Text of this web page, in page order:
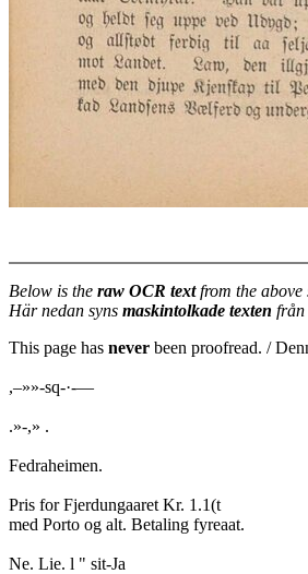
Below is the raw OCR textfrom the above
Här nedan syns maskintolkade texten från
This page has never been proofread. /
,–»»-sq-·-—
.»-,» .
Fedraheimen.
Pris for Fjerdungaaret Kr. 1.1(t
med Porto og alt. Betaling fyreaat.
Ne. Lie. l " sit-Ja